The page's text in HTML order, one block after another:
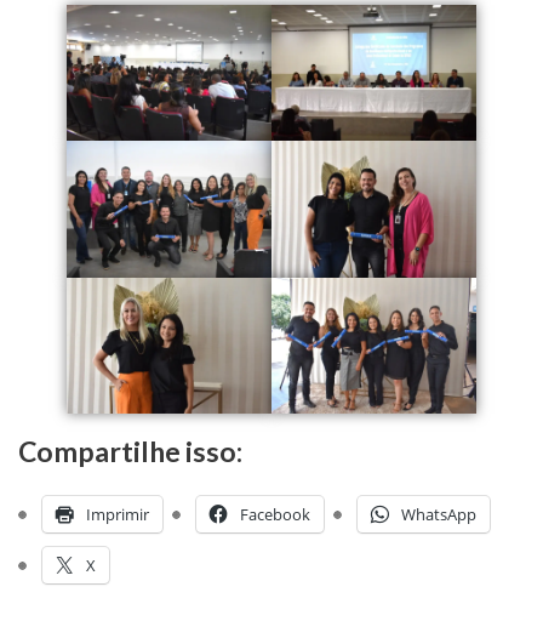
Compartilhe isso:
Imprimir Facebook WhatsApp
X